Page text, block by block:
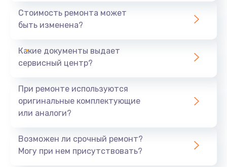
1440 руб.
Ремонт южного моста
Замена батарейки BIOS
Заказать
Стоимость ремонта может
быть изменена?
Какие документы выдает
сервисный центр?
При ремонте используются
оригинальные комплектующие
или аналоги?
Возможен ли срочный ремонт?
Могу при нем присутствовать?